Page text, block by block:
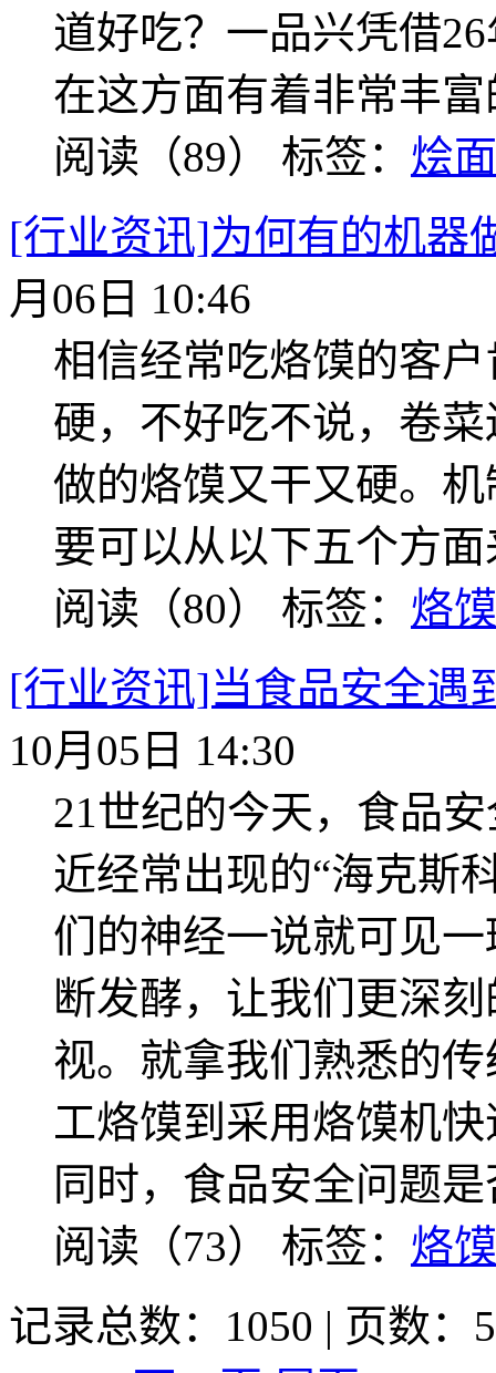
道好吃？一品兴凭借
在这方面有着非常丰
阅读（89） 标签： 烩
[行业资讯]为何有的机器
月06日 10:46
相信经常吃烙馍的客
硬，不好吃不说，卷
做的烙馍又干又硬。
要可以从以下五个方
阅读（80） 标签： 烙
[行业资讯]当食品安全遇
10月05日 14:30
21世纪的今天，食品
近经常出现的“海克斯
们的神经一说就可见
断发酵，让我们更深
视。就拿我们熟悉的
工烙馍到采用烙馍机
同时，食品安全问题
阅读（73） 标签： 烙
记录总数：1050 | 页数：